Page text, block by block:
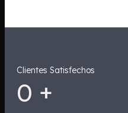
Clientes Satisfechos
0 +